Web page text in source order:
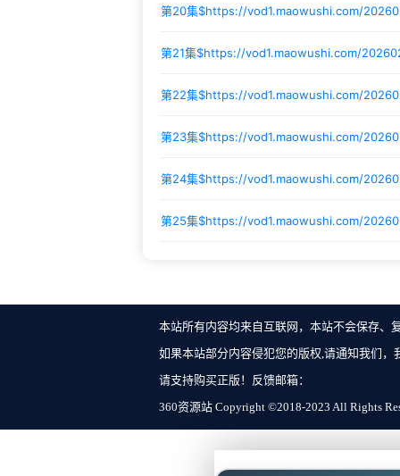
第20集$https://vod1.maowushi.com/
第21集$https://vod1.maowushi.com/
第22集$https://vod1.maowushi.com/
第23集$https://vod1.maowushi.com/
第24集$https://vod1.maowushi.com/
第25集$https://vod1.maowushi.com/
本站所有内容均来自互联网，本站不会保存、
如果本站部分内容侵犯您的版权,请通知我们
请支持购买正版！反馈邮箱：
360资源站 Copyright ©2018-2023 All Rights